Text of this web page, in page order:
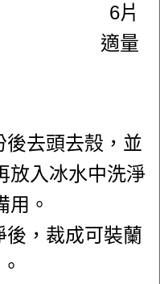
6片
適量
後去頭去殼，並
放入冰水中洗淨
用。
後，裁成可裝蘭